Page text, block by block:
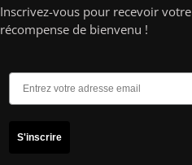
Inscrivez-vous pour recevoir votre
récompense de bienvenu !
S'inscrire